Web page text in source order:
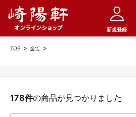
新規登録
TOP > 全て >
178件の商品が見つかりました